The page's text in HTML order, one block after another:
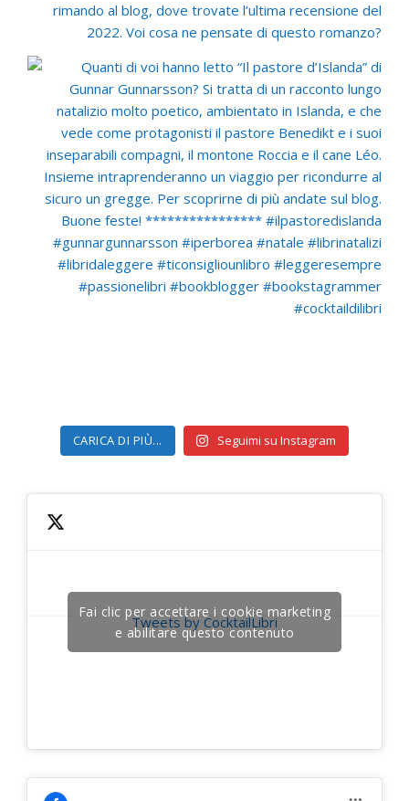
CARICA DI PIÙ... Seguimi su Instagram
Tweets by CocktailLibri
Fai clic per accettare i cookie marketing
e abilitare questo contenuto